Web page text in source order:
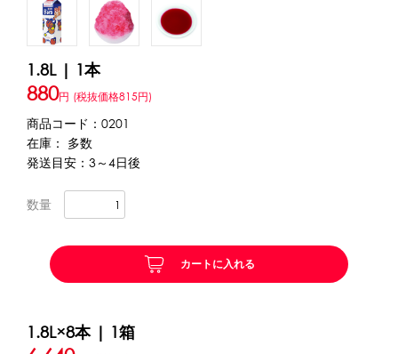
かき氷機
ブロックアイススライサー
カートリッジシェイバー
オプション
台湾かき氷
フレーバー氷（味つきの氷）
かき氷セット
会社概要
特定商取引に関する法律に基づく表記
プライバシーポリシー
利用規約
1.8L | 1本
880円 (税抜価格815円)
商品コード：0201
在庫： 多数
発送目安：3～4日後
数量
カートに入れる
1.8L×8本 | 1箱